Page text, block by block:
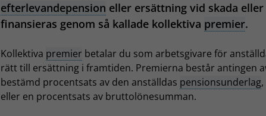
efterlevandepension eller ersättning vid skada
finansieras genom så kallade kollektiva premier.
Kollektiva premier betalar du som arbetsgivare för
rätt till ersättning i framtiden. Premierna består antingen
bestämd procentsats av den anställdas pensionsunderlag
eller en procentsats av bruttolönesumman.